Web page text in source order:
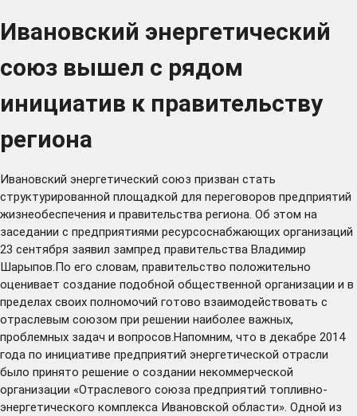
Ивановский энергетический
союз вышел с рядом
инициатив к правительству
региона
Ивановский энергетический союз призван стать
структурированной площадкой для переговоров предприятий
жизнеобеспечения и правительства региона. Об этом на
заседании с предприятиями ресурсоснабжающих организаций
23 сентября заявил зампред правительства Владимир
Шарыпов.По его словам, правительство положительно
оценивает создание подобной общественной организации и в
пределах своих полномочий готово взаимодействовать с
отраслевым союзом при решении наиболее важных,
проблемных задач и вопросов.Напомним, что в декабре 2014
года по инициативе предприятий энергетической отрасли
было принято решение о создании некоммерческой
организации «Отраслевого союза предприятий топливно-
энергетического комплекса Ивановской области». Одной из